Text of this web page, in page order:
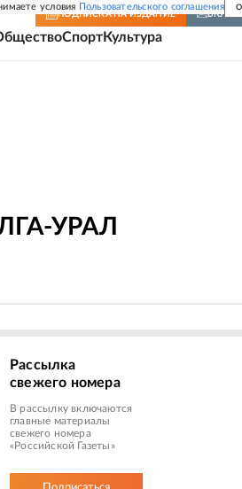
условия Пользовательского соглашения
ПОДПИСКА НА ИЗДАНИЕ
СпортКультура
УРАЛ
Рассылка
свежего номера
В рассылку включаются
главные материалы
свежего номера
«Российской Газеты»